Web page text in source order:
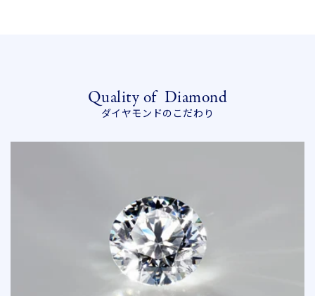
Quality of Diamond
ダイヤモンドのこだわり